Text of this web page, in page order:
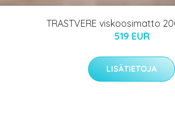
TRASTVERE viskoosimatto
519 EUR
LISÄTIETOJA